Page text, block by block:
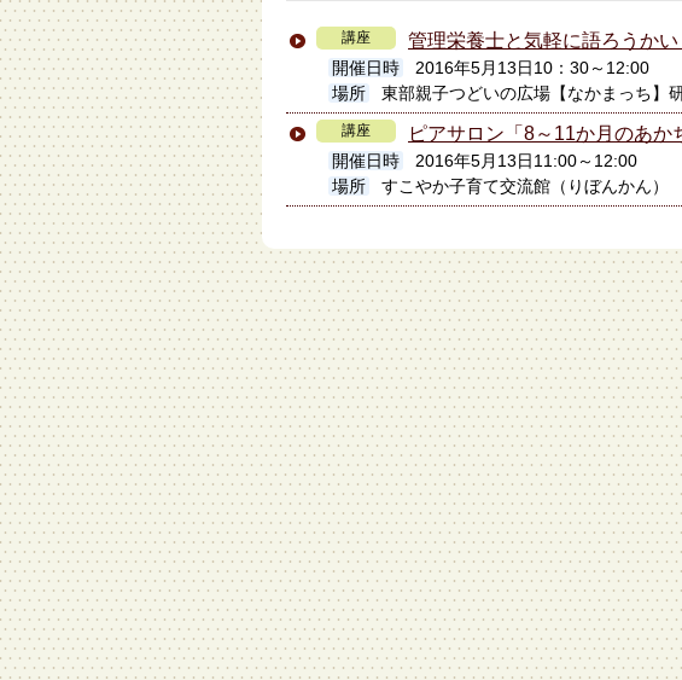
講座 管理栄養士と気軽に語ろうか
開催日時
2016年5月13日10：30～12:00
場所
東部親子つどいの広場【なかまっち】
講座 ピアサロン「8～11か月のあか
開催日時
2016年5月13日11:00～12:00
場所
すこやか子育て交流館（りぼんかん）